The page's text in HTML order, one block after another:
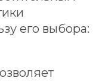
его выбора: